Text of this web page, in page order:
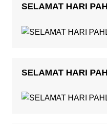
SELAMAT HARI
SELAMAT HARI